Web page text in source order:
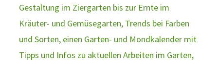
Gestaltung im Ziergarten bis zur Ernte im
Kräuter- und Gemüsegarten, Trends bei Farben
und Sorten, einen Garten- und Mondkalender mit
Tipps und Infos zu aktuellen Arbeiten im Garten,